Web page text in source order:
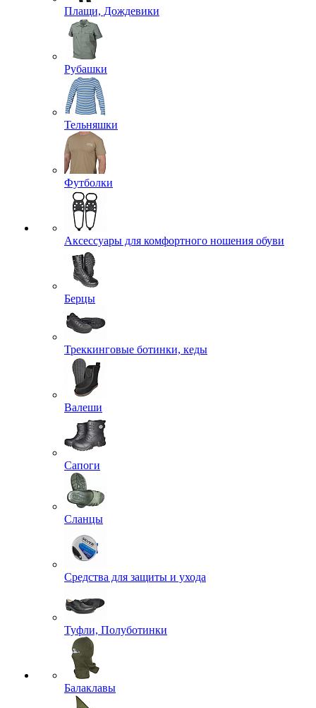
Плащи, Дождевики
Рубашки
Тельняшки
Футболки
Аксессуары для комфортного ношения обуви
Берцы
Треккинговые ботинки, кеды
Валеши
Сапоги
Сланцы
Средства для защиты и ухода
Туфли, Полуботинки
Балаклавы